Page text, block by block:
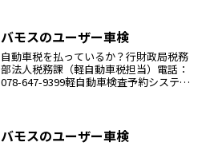
が必要である。車のハ...
バモスのユーザー車検
自動車税を払っているか？行財政局税務
部法人税務課（軽自動車税担当）電話：
078-647-9399軽自動車検査予約システム
ったときの納...
バモスのユーザー車検